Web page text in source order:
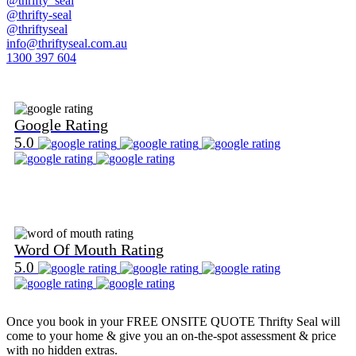
@thrifty-seal
@thriftyseal
info@thriftyseal.com.au
1300 397 604
Google Rating
5.0
Word Of Mouth Rating
5.0
Once you book in yourFREE ONSITE QUOTE Thrifty Seal will
come to your home & give you an on-the-spot assessment & price
with no hidden extras.